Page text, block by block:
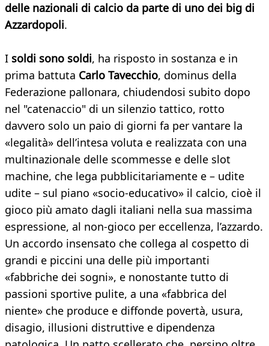
delle nazionali di calcio da parte di uno dei big di
Azzardopoli.
I soldi sono soldi, ha risposto in sostanza e in
prima battuta Carlo Tavecchio, dominus della
Federazione pallonara, chiudendosi subito dopo
nel "catenaccio" di un silenzio tattico, rotto
davvero solo un paio di giorni fa per vantare la
«legalità» dell’intesa voluta e realizzata con una
multinazionale delle scommesse e delle slot
machine, che lega pubblicitariamente e – udite
udite – sul piano «socio-educativo» il calcio, cioè il
gioco più amato dagli italiani nella sua massima
espressione, al non-gioco per eccellenza, l’azzardo.
Un accordo insensato che collega al cospetto di
grandi e piccini una delle più importanti
«fabbriche dei sogni», e nonostante tutto di
passioni sportive pulite, a una «fabbrica del
niente» che produce e diffonde povertà, usura,
disagio, illusioni distruttive e dipendenza